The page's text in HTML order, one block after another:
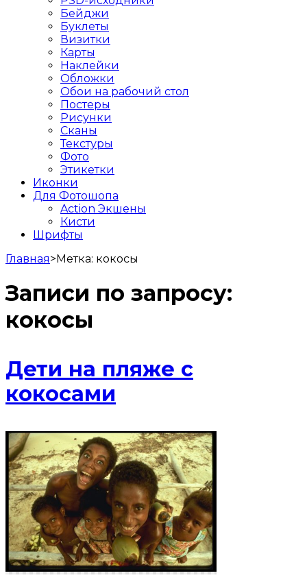
Бейджи
Буклеты
Визитки
Карты
Наклейки
Обложки
Обои на рабочий стол
Постеры
Рисунки
Сканы
Текстуры
Фото
Этикетки
Иконки
Для Фотошопа
Action Экшены
Кисти
Шрифты
Главная>Метка: кокосы
Записи по запросу:
кокосы
Дети на пляже с
кокосами